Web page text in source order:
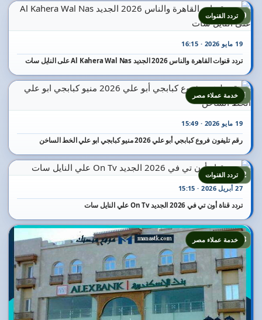
20
19 مايو 2026 · 16:15
تردد قنوات القاهرة والناس 2026 الجديد Al Kahera Wal Nas على النايل سات
تردد القنوات
21
19 مايو 2026 · 15:49
رقم تليفون فروع كبابجي أبو علي 2026 منيو كبابجي ابو علي الخط الساخن
خدمة عملاء مصر
22
27 أبريل 2026 · 15:15
تردد قناة أون تي في 2026 الجديد On Tv علي النايل سات
تردد القنوات
23 خدمة عملاء مصر